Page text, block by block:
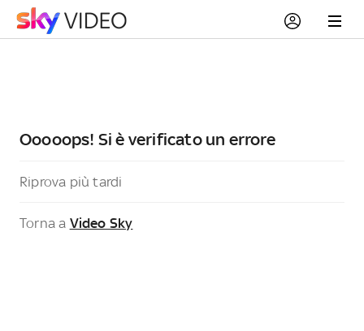
Ooooops! Si è verificato un errore
Riprova più tardi
Torna a Video Sky